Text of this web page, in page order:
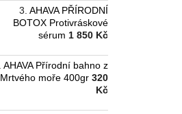
AHAVA PŘÍRODNÍ
BOTOX Protivráskové
sérum 1 850 Kč
AHAVA Přírodní bahno z
Mrtvého moře 400gr 320
Kč